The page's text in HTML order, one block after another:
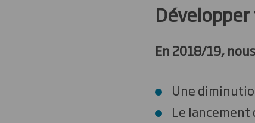
En 2018/19,
Une
Le